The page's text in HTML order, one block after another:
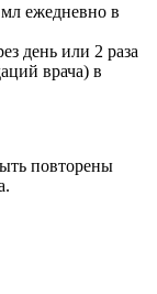
ежедневно в
день или 2 раза
врача) в
повторены